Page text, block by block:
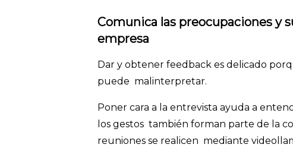
Comunica las preocupaciones y
empresa
Dar y obtener feedback es delicado
puede malinterpretar.
Poner cara a la entrevista ayuda a
los gestos también forman parte de la
reuniones se realicen mediante